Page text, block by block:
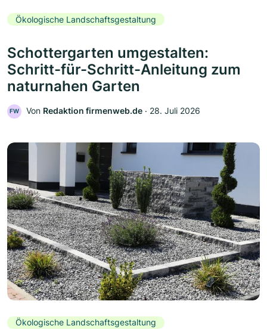
Ökologische Landschaftsgestaltung
Schottergarten umgestalten:
Schritt-für-Schritt-Anleitung zum
naturnahen Garten
FW Von Redaktion firmenweb.de ‧ 28. Juli 2026
Ökologische Landschaftsgestaltung